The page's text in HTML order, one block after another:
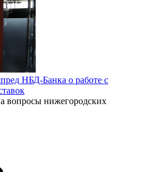
НБД-Банка о работе с
вопросы нижегородских